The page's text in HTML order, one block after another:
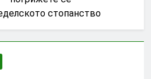
стопанство